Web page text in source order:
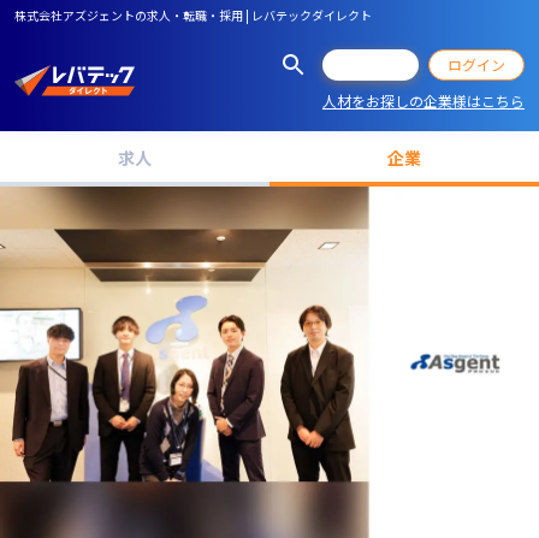
株式会社アズジェントの求人・転職・採用 | レバテックダイレクト
ログイン
人材をお探しの企業様はこちら
求人 企業